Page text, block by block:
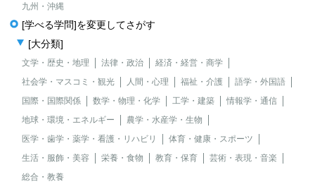
九州・沖縄
[学べる学問]を変更してさがす
[大分類]
文学・歴史・地理 法律・政治
経済・経営・商学
社会学・マスコミ・観光
人間・心理 福祉・介護
語学・外国語
国際・国際関係
数学・物理・化学 工学・建築
情報学・通信
地球・環境・エネルギー
農学・水産学・生物
医学・歯学・薬学・看護・リハビリ
体育・健康・スポーツ
生活・服飾・美容
栄養・食物 教育・保育
芸術・表現・音楽
総合・教養